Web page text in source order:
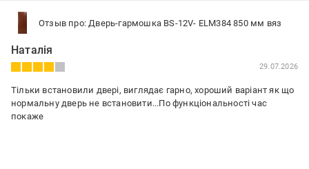
Отзыв про: Дверь-гармошка BS-12V- ELM384 850 мм вяз
Наталія
29.07.2026
Тільки встановили двері, виглядає гарно, хороший варіант як що
нормальну дверь не встановити...По функціональності час
покаже